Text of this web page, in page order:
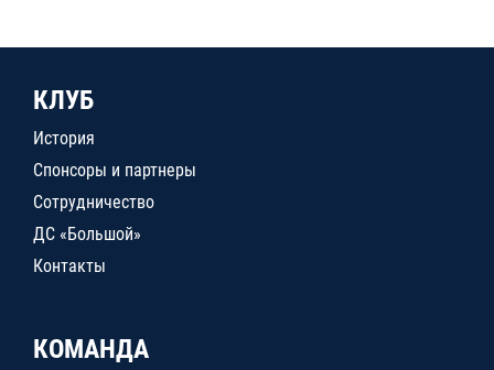
КЛУБ
История
Спонсоры и партнеры
Сотрудничество
ДС «Большой»
Контакты
КОМАНДА